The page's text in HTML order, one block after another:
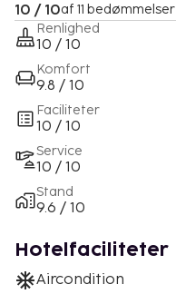
10 / 10af 11 bedømmelser
Renlighed
10 / 10
Komfort
9.8 / 10
Faciliteter
10 / 10
Service
10 / 10
Stand
9.6 / 10
Hotelfaciliteter
Aircondition